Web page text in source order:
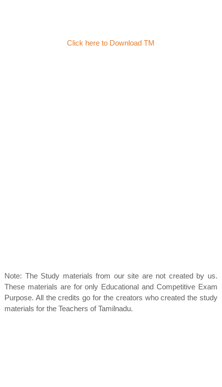
Click here to Download TM
Note: The Study materials from our site are not created by us.
These materials are for only Educational and Competitive Exam
Purpose. All the credits go for the creators who created the study
materials for the Teachers of Tamilnadu.